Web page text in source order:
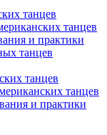
танцев
танцев
и практики
танцев
танцев
танцев
и практики